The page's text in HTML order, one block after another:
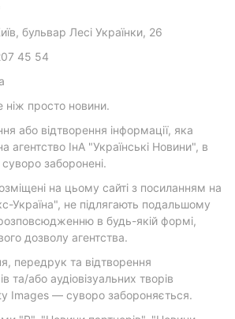
бульвар Лесі Українки, 26
45 54
ніж просто новини.
або відтворення інформації, яка
агентство ІнА "Українські Новини", в
заборонені.
на цьому сайті з посиланням на
Україна", не підлягають подальшому
в будь-якій формі,
дозволу агентства.
передрук та відтворення
та/або аудіовізуальних творів
Images — суворо забороняється.